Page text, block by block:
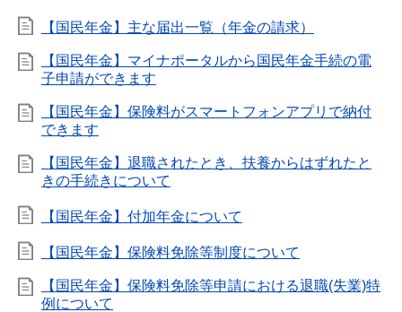
【国民年金】主な届出一覧（年金の請求）
【国民年金】マイナポータルから国民年金手続の電
子申請ができます
【国民年金】保険料がスマートフォンアプリで納付
できます
【国民年金】退職されたとき、扶養からはずれたと
きの手続きについて
【国民年金】付加年金について
【国民年金】保険料免除等制度について
【国民年金】保険料免除等申請における退職(失業)特
例について